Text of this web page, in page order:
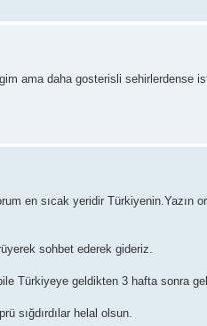
ama daha gosterisli sehirlerdense
en sıcak yeridir Türkiyenin.Yazın
sohbet ederek gideriz.
Türkiyeye geldikten 3 hafta sonra
sığdırdılar helal olsun.